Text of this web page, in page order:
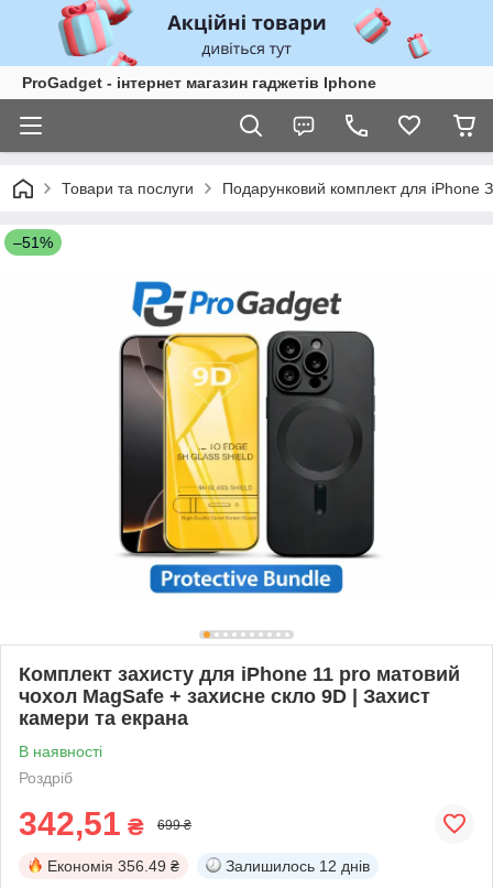
ProGadget - iнтернет магазин гаджетів Iphone
Товари та послуги Подарунковий комплект для iPhone
–51%
Комплект захисту для iPhone 11 pro матовий
чохол MagSafe + захисне скло 9D | Захист
камери та екрана
В наявності
Роздріб
342,51 ₴ 699 ₴
Економія 356.49 ₴ Залишилось 12 днів